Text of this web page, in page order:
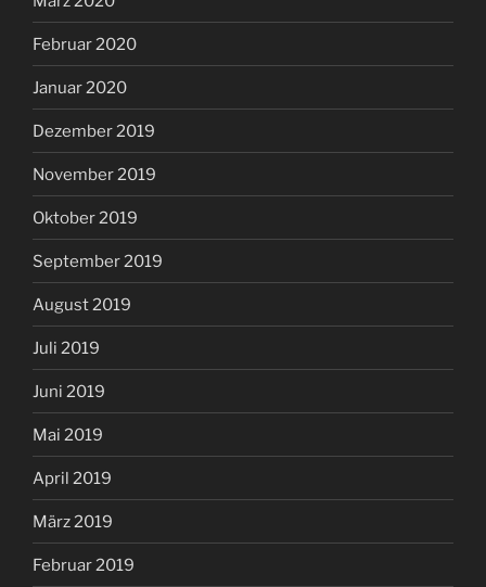
Februar 2020
Januar 2020
Dezember 2019
November 2019
Oktober 2019
September 2019
August 2019
Juli 2019
Juni 2019
Mai 2019
April 2019
März 2019
Februar 2019